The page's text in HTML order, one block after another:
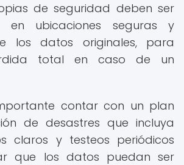
de seguridad deben ser
en ubicaciones seguras y
los datos originales, para
total en caso de un
contar con un plan
de desastres que incluya
claros y testeos periódicos
que los datos puedan ser